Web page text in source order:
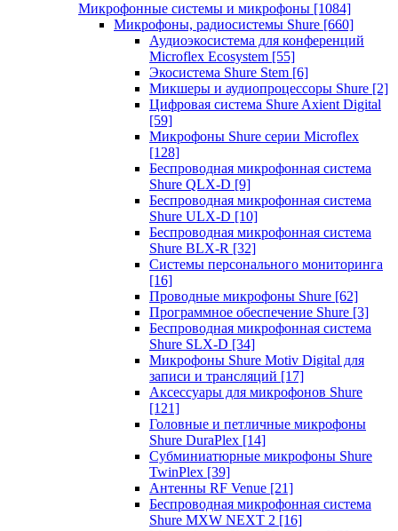
Микрофонные системы и микрофоны [1084]
Микрофоны, радиосистемы Shure [660]
Аудиоэкосистема для конференций
Microflex Ecosystem [55]
Экосистема Shure Stem [6]
Микшеры и аудиопроцессоры Shure [2]
Цифровая система Shure Axient Digital
[59]
Микрофоны Shure серии Microflex
[128]
Беспроводная микрофонная система
Shure QLX-D [9]
Беспроводная микрофонная система
Shure ULX-D [10]
Беспроводная микрофонная система
Shure BLX-R [32]
Системы персонального мониторинга
[16]
Проводные микрофоны Shure [62]
Программное обеспечение Shure [3]
Беспроводная микрофонная система
Shure SLX-D [34]
Микрофоны Shure Motiv Digital для
записи и трансляций [17]
Аксессуары для микрофонов Shure
[121]
Головные и петличные микрофоны
Shure DuraPlex [14]
Субминиатюрные микрофоны Shure
TwinPlex [39]
Антенны RF Venue [21]
Беспроводная микрофонная система
Shure MXW NEXT 2 [16]